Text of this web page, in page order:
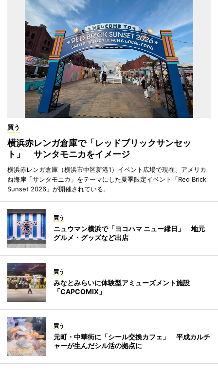
買う
横浜赤レンガ倉庫で「レッドブリックサンセッ
ト」 サンタモニカをイメージ
横浜赤レンガ倉庫（横浜市中区新港1）イベント広場で現在、アメリカ
西海岸「サンタモニカ」をテーマにした夏季限定イベント「Red Brick
Sunset 2026」が開催されている。
買う
ニュウマン横浜で「ヨコハマ ニュー縁日」 地元
グルメ・グッズなど出店
買う
みなとみらいに体験型アミューズメント施設
「CAPCOMIX」
買う
元町・中華街に「シール交換カフェ」 平成カルチ
ャーが生んだシル活の拠点に